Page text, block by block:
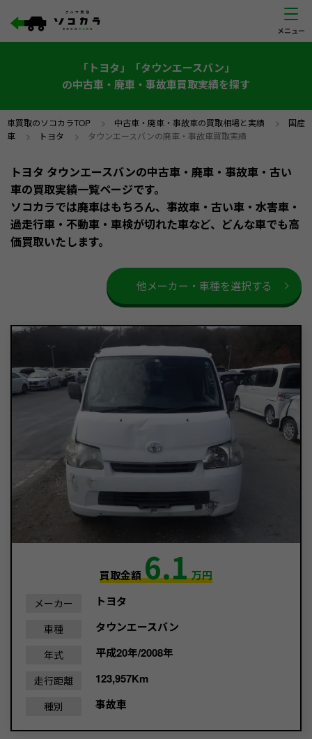
「トヨタ」「タウンエースバン」
の中古車・廃車・事故車買取実績を探す
車買取のソコカラTOP > 中古車・廃車・事故車の買取相場と実績 > 国産
車 > トヨタ > タウンエースバンの廃車・事故車買取実績
トヨタ タウンエースバンの中古車・廃車・事故車・古い
車の買取実績一覧ページです。
ソコカラでは廃車はもちろん、事故車・古い車・水害車・
過走行車・不動車・車検が切れた車など、どんな車でも高
価買取いたします。
他メーカー・車種を選択する
買取金額6.1万円
メーカー トヨタ
車種 タウンエースバン
年式 平成20年/2008年
走行距離 123,957Km
種別 事故車